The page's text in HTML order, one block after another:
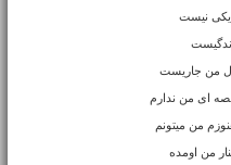
یکی نیست
من جاریست
ای من ندارم
من میتونم
من اومده